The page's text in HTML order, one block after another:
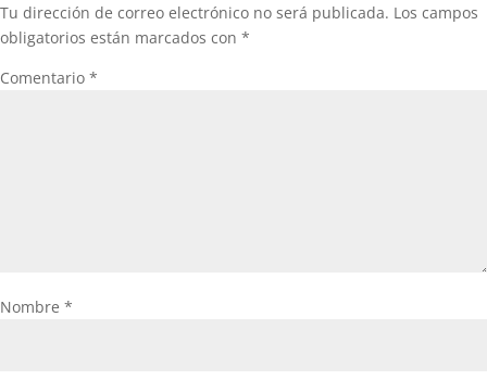
Tu dirección de correo electrónico no será publicada. Los campos
obligatorios están marcados con *
Comentario *
Nombre *